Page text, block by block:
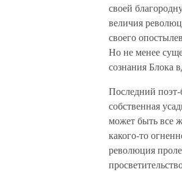
своей
величия
своего
Но не менее
сознания Блока
Последний поэт-
собственная
может быть все
какого-то
революция